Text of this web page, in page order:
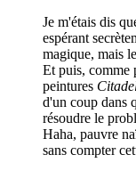
Je m'étais dis
espérant
magique, mais
Et puis, comme
peintures
d'un coup dans
résoudre le
Haha, pauvre
sans compter